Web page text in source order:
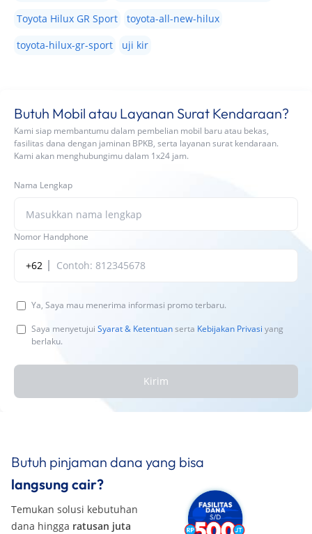
Toyota Hilux GR Sport
toyota-all-new-hilux
toyota-hilux-gr-sport
uji kir
Butuh Mobil atau Layanan Surat Kendaraan?
Kami siap membantumu dalam pembelian mobil baru atau bekas,
fasilitas dana dengan jaminan BPKB, serta layanan surat kendaraan.
Kami akan menghubungimu dalam 1x24 jam.
Nama Lengkap
Nomor Handphone
+62
Ya, Saya mau menerima informasi promo terbaru.
Saya menyetujui Syarat & Ketentuanserta Kebijakan Privasi yang
berlaku.
Kirim
Butuh pinjaman dana yang bisa
langsung cair?
Temukan solusi kebutuhan
dana hingga ratusan juta